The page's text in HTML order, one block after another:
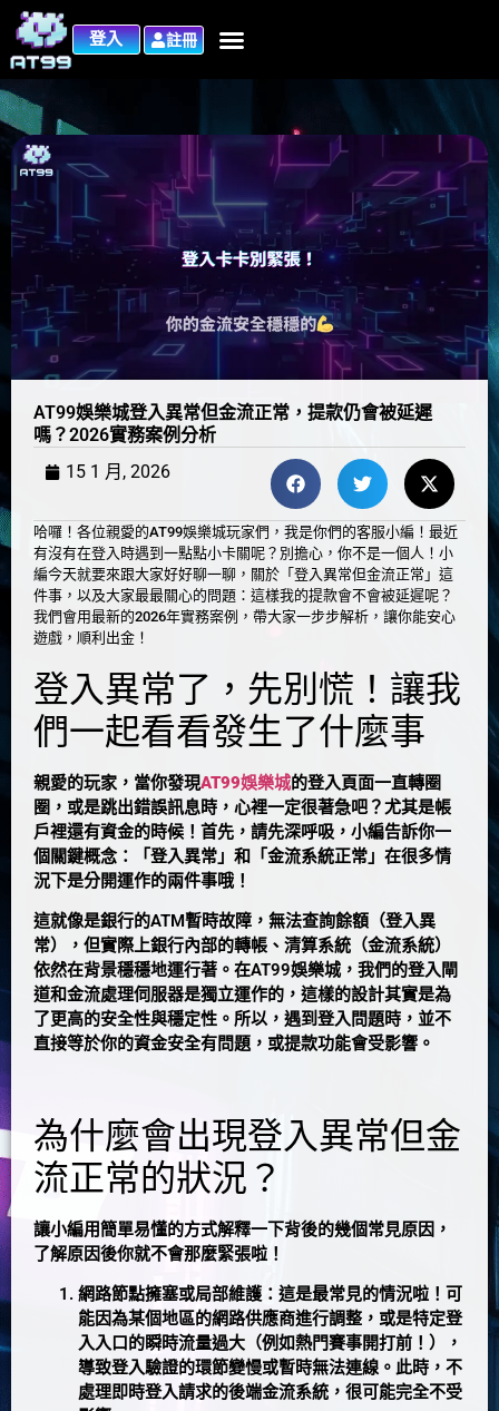
登入 註冊
AT99娛樂城登入異常但金流正常，提款仍會被延遲
嗎？2026實務案例分析
15 1 月, 2026
哈囉！各位親愛的AT99娛樂城玩家們，我是你們的客服小編！最近
有沒有在登入時遇到一點點小卡關呢？別擔心，你不是一個人！小
編今天就要來跟大家好好聊一聊，關於「登入異常但金流正常」這
件事，以及大家最最關心的問題：這樣我的提款會不會被延遲呢？
我們會用最新的2026年實務案例，帶大家一步步解析，讓你能安心
遊戲，順利出金！
登入異常了，先別慌！讓我
們一起看看發生了什麼事
親愛的玩家，當你發現AT99娛樂城的登入頁面一直轉圈
圈，或是跳出錯誤訊息時，心裡一定很著急吧？尤其是帳
戶裡還有資金的時候！首先，請先深呼吸，小編告訴你一
個關鍵概念：
「登入異常」和「金流系統正常」在很多情
況下是分開運作的兩件事哦！
這就像是銀行的ATM暫時故障，無法查詢餘額（登入異
常），但實際上銀行內部的轉帳、清算系統（金流系統）
依然在背景穩穩地運行著。在AT99娛樂城，我們的登入閘
道和金流處理伺服器是獨立運作的，這樣的設計其實是為
了更高的安全性與穩定性。所以，遇到登入問題時，並不
直接等於你的資金安全有問題，或提款功能會受影響。
為什麼會出現登入異常但金
流正常的狀況？
讓小編用簡單易懂的方式解釋一下背後的幾個常見原因，
了解原因後你就不會那麼緊張啦！
網路節點擁塞或局部維護 ：這是最常見的情況啦！可
能因為某個地區的網路供應商進行調整，或是特定登
入入口的瞬時流量過大（例如熱門賽事開打前！），
導致登入驗證的環節變慢或暫時無法連線。此時，不
處理即時登入請求的後端金流系統，很可能完全不受